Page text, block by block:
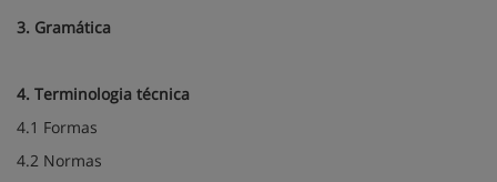
3. Gramática
4. Terminologia técnica
4.1 Formas
4.2 Normas